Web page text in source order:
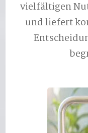
vielfältigen
und liefert